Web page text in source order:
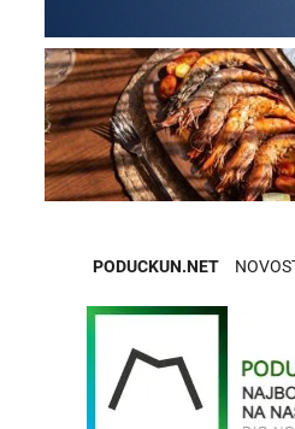
PODUCKUN.NET